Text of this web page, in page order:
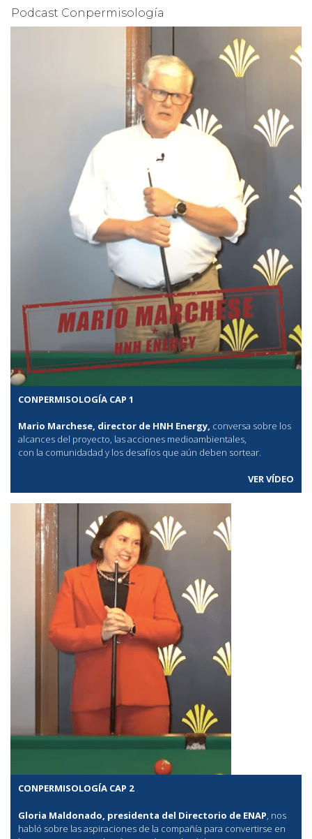
Podcast Conpermisología
CONPERMISOLOGÍA CAP 1
Mario Marchese, director de HNH Energy, conversa sobre los
alcances del proyecto, las acciones medioambientales,
con la comunidadad y los desafíos que aún deben sortear.
VER VÍDEO
CONPERMISOLOGÍA CAP 2
Gloria Maldonado, presidenta del Directorio de ENAP , nos
habló sobre las aspiraciones de la compañía para convertirse en